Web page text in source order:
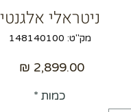
ניטראלי אלגנטי
מק"ט: 148140100
‏2,899.00 ‏₪
כמות *